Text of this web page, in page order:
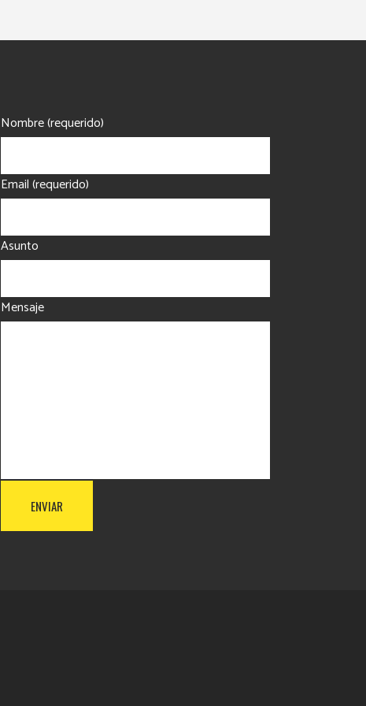
Nombre (requerido)
Email (requerido)
Asunto
Mensaje